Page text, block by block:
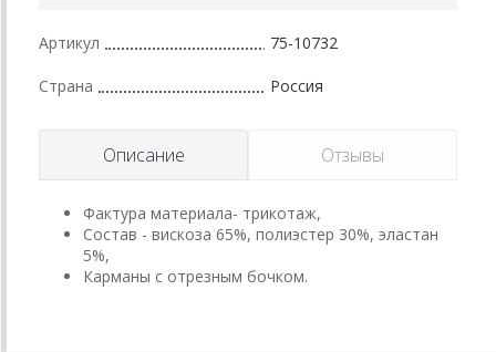
Артикул 75-10732
Страна Россия
Описание Отзывы
Фактура материала- трикотаж,
Состав - вискоза 65%, полиэстер 30%, эластан
5%,
Карманы с отрезным бочком.